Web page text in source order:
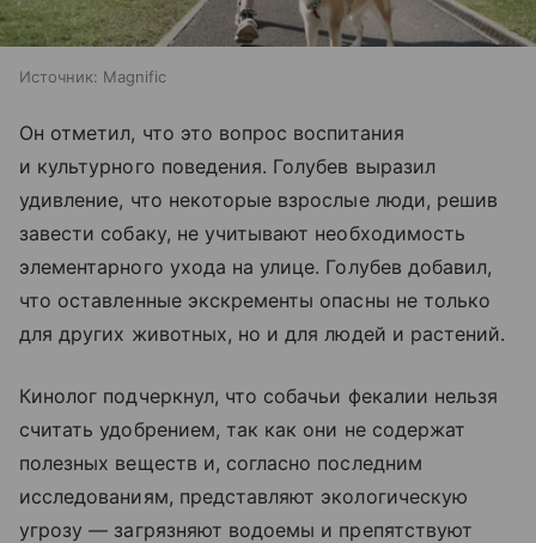
Источник: Magnific
Он отметил, что это вопрос воспитания
и культурного поведения. Голубев выразил
удивление, что некоторые взрослые люди, решив
завести собаку, не учитывают необходимость
элементарного ухода на улице. Голубев добавил,
что оставленные экскременты опасны не только
для других животных, но и для людей и растений.
Кинолог подчеркнул, что собачьи фекалии нельзя
считать удобрением, так как они не содержат
полезных веществ и, согласно последним
исследованиям, представляют экологическую
угрозу — загрязняют водоемы и препятствуют